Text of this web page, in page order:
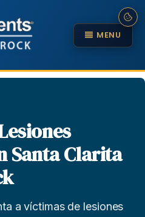
MENU
Santa Clarita
a víctimas de lesiones